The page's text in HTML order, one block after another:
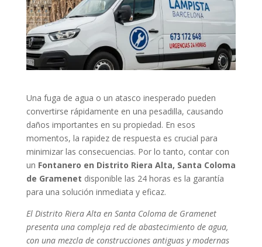
Una fuga de agua o un atasco inesperado pueden
convertirse rápidamente en una pesadilla, causando
daños importantes en su propiedad. En esos
momentos, la rapidez de respuesta es crucial para
minimizar las consecuencias. Por lo tanto, contar con
un Fontanero en Distrito Riera Alta, Santa Coloma
de Gramenet disponible las 24 horas es la garantía
para una solución inmediata y eficaz.
El Distrito Riera Alta en Santa Coloma de Gramenet
presenta una compleja red de abastecimiento de agua,
con una mezcla de construcciones antiguas y modernas